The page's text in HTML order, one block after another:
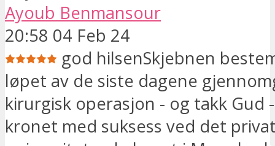
Ayoub Benmansour
20:58 04 Feb 24
god hilsenSkjebnen
løpet av de siste dagene
kirurgisk operasjon - og takk Gud
kronet med suksess ved det